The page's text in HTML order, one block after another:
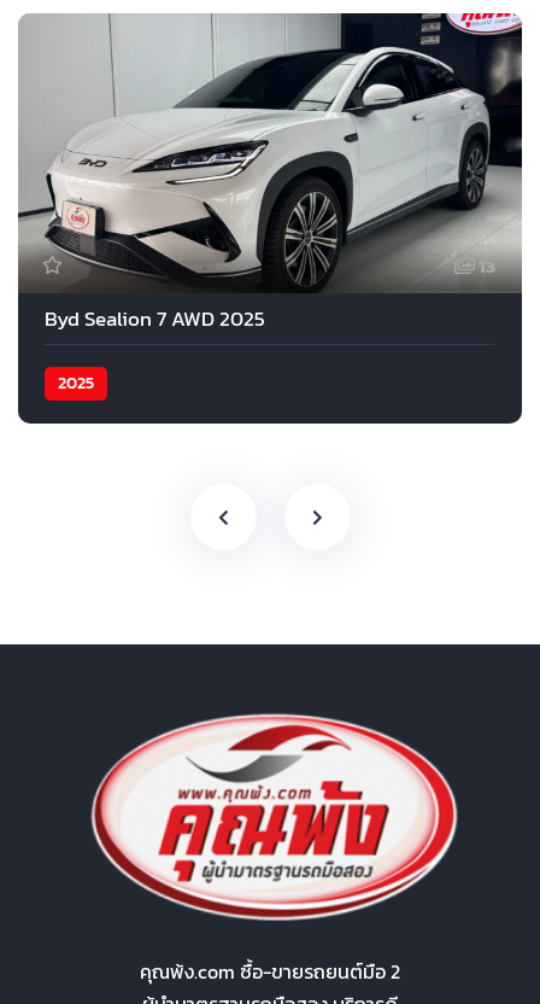
13
Byd Sealion 7 AWD 2025
2025
คุณพ้ง.com ซื้อ-ขายรถยนต์มือ 2